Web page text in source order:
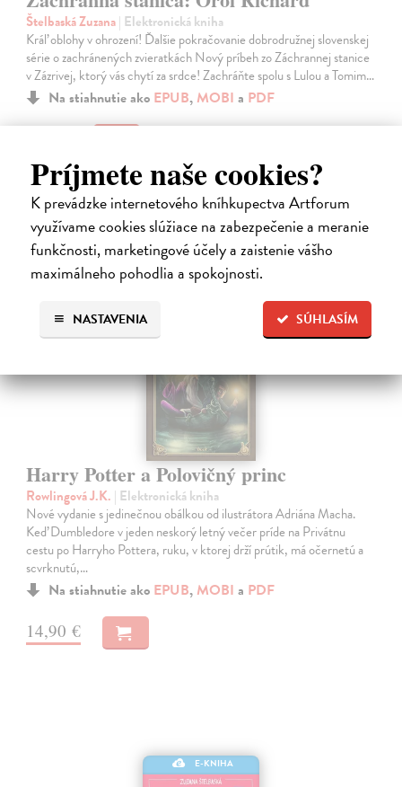
Príjmete naše cookies?
K prevádzke internetového kníhkupectva Artforum
využívame cookies slúžiace na zabezpečenie a meranie
funkčnosti, marketingové účely a zaistenie vášho
maximálneho pohodlia a spokojnosti.
SÚHLASÍM
NASTAVENIA
Štelbaská Zuzana| Elektronická kniha
Kráľ oblohy v ohrození! Ďalšie pokračovanie dobrodružnej slovenskej
série o zachránených zvieratkách Nový príbeh zo Záchrannej stanice
v Zázrivej, ktorý vás chytí za srdce! Zachráňte spolu s Lulou a Tomim…
Na stiahnutie ako EPUB, MOBI a PDF
E-KNIHA
Harry Potter a Polovičný princ
Rowlingová J.K. | Elektronická kniha
Nové vydanie s jedinečnou obálkou od ilustrátora Adriána Macha.
Keď Dumbledore v jeden neskorý letný večer príde na Privátnu
cestu po Harryho Pottera, ruku, v ktorej drží prútik, má očernetú a
scvrknutú,…
Na stiahnutie ako EPUB, MOBI a PDF
14,90 €
E-KNIHA